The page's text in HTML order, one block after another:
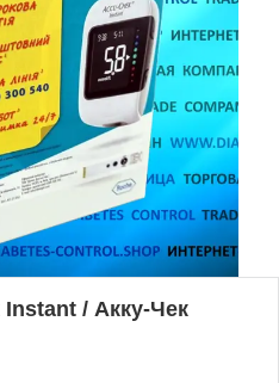
/ Акку-Чек